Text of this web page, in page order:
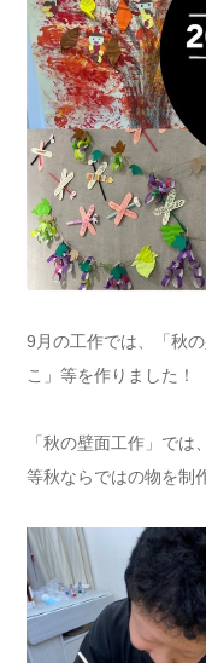
9月の工作では、「秋
こ」等を作りました！
「秋の壁面工作」で
等秋ならではの物を制